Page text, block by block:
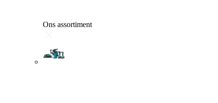
Ons assortiment